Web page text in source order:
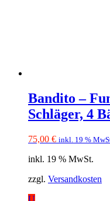
Bandito –
Schläger, 4
75,00 € inkl. 19 %
inkl. 19 % MwSt.
zzgl. Versandkosten
U